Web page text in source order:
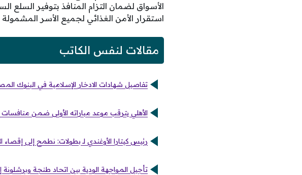
الأسواق لضمان التزام المنافذ بتوفير السلع
استقرار الأمن الغذائي لجميع الأسر
مقالات لنفس الكاتب
تفاصيل شهادات الادخار الإسلامية في البنوك المصرية
الأهلي يترقب موعد مباراته الأولى ضمن منافسات
رئيس كيتارا الأوغندي لـ بطولات: نطمح إلى إقصاء
تأجيل المواجهة الودية بين اتحاد طنجة وبرشلونة إلى عام 2026 يكشف